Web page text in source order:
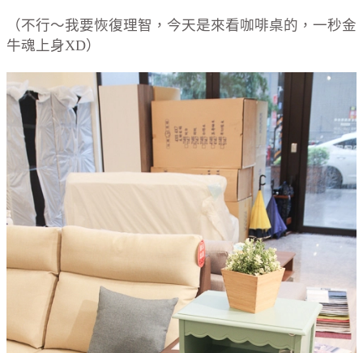
（不行～我要恢復理智，今天是來看咖啡桌的，一秒金
牛魂上身XD）